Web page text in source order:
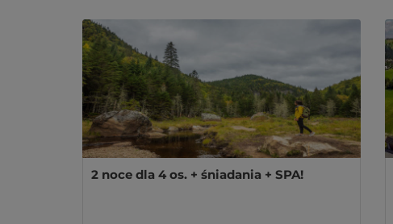
2 noce dla 4 os. + śniadania + SPA!